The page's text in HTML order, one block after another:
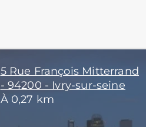
5 Rue François Mitterrand
- 94200 - Ivry-sur-seine
À 0,27 km